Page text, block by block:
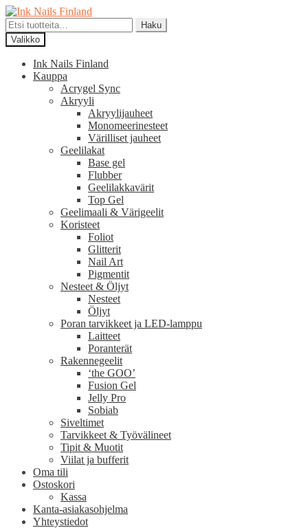
Siirry
navigointiin
Siirry
sisältöön
Etsi:
Haku
Valikko
Ink Nails Finland
Kauppa
Acrygel Sync
Akryyli
Akryylijauheet
Monomeerinesteet
Värilliset jauheet
Geelilakat
Base gel
Flubber
Geelilakkavärit
Top Gel
Geelimaali & Värigeelit
Koristeet
Foliot
Glitterit
Nail Art
Pigmentit
Nesteet & Öljyt
Nesteet
Öljyt
Poran tarvikkeet ja LED-lamppu
Laitteet
Poranterät
Rakennegeelit
‘the GOO’
Fusion Gel
Jelly Pro
Sobiab
Siveltimet
Tarvikkeet & Työvälineet
Tipit & Muotit
Viilat ja bufferit
Oma tili
Ostoskori
Kassa
Kanta-asiakasohjelma
Yhteystiedot